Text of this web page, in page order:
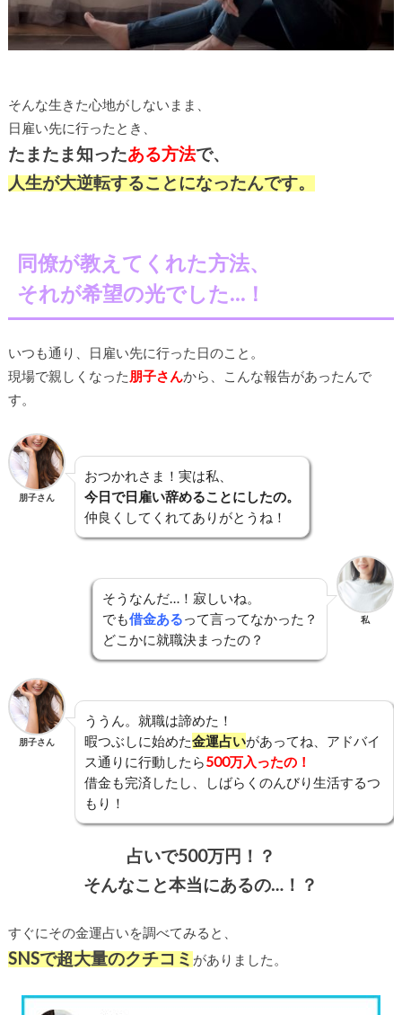
そんな生きた心地がしないまま、
日雇い先に行ったとき、
たまたま知ったある方法で、
人生が大逆転することになったんです。
同僚が教えてくれた方法、
それが希望の光でした…！
いつも通り、日雇い先に行った日のこと。
現場で親しくなった 朋子さんから、こんな報告があったんで
す。
朋子さん
おつかれさま！実は私、
今日で日雇い辞めることにしたの。
仲良くしてくれてありがとうね！
そうなんだ…！寂しいね。
でも借金あるって言ってなかった？
どこかに就職決まったの？
私
朋子さん
ううん。就職は諦めた！
暇つぶしに始めた金運占いがあってね、アドバイ
ス通りに行動したら500万入ったの！
借金も完済したし、しばらくのんびり生活するつ
もり！
占いで500万円！？
そんなこと本当にあるの…！？
すぐにその金運占いを調べてみると、
SNSで超大量のクチコミ がありました。